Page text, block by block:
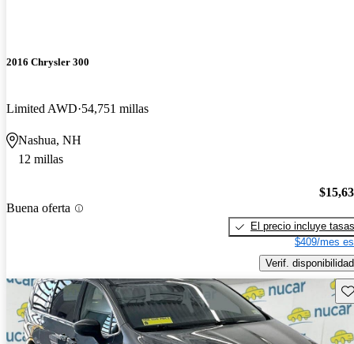
2016 Chrysler 300
Limited AWD 54,751 millas
Nashua, NH
12 millas
Buena oferta
El precio incluye tasas
$409/mes
Verif. disponibilidad